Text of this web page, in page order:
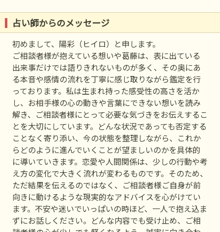
占い師からのメッセージ
初めまして、陽彩（ヒイロ）と申します。
ご相談者様が抱えている想いや葛藤は、表に出ている
出来事だけでは語りきれないものが多く、その奥にあ
る本音や感情の流れを丁寧に感じ取りながら鑑定を行
っております。私は生まれ持った感受性の高さを活か
し、お相手様の心の動きや言葉にできない想いを読み
解き、ご相談者様にとって必要な気づきをお伝えするこ
とを大切にしています。どんな状況であっても否定する
ことなく寄り添い、今の状態を整理しながら、これか
らどのように進んでいくことが望ましいのかを具体的
に導いていきます。恋愛や人間関係は、少しの行動や考
え方の変化で大きく流れが変わるものです。そのため、
ただ結果を伝えるのではなく、ご相談者様ご自身が前
向きに動けるような現実的なアドバイスを心がけてい
ます。不安や迷いでいっぱいの時ほど、一人で抱え込ま
ずにお話しください。どんな内容でも受け止め、ご相